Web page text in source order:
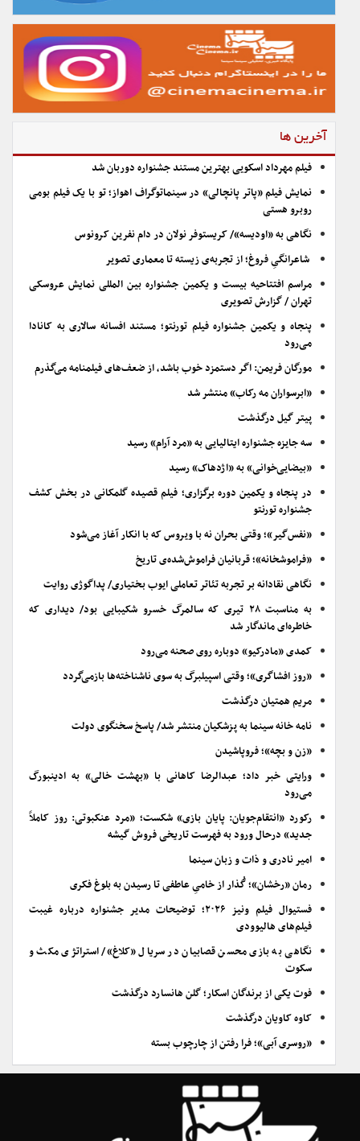
آخرین ها
فیلم مهرداد اسکویی بهترین مستند جشنواره دوربان شد
نمایش فیلم «پاتر پانچالی» در سینماتوگراف اهواز؛ تو با یک فیلم بومی
روبرو هستی
نگاهی به «اودیسه»/ کریستوفر نولان در دام نفرین کرونوس
شاعرانگیِ فروغ؛ از تجربه‌ی زیسته تا معماری تصویر
مراسم افتتاحیه بیست و یکمین جشنواره بین المللی نمایش عروسکی
تهران / گزارش تصویری
پنجاه و یکمین جشنواره فیلم تورنتو؛ مستند افسانه سالاری به کانادا
می‌رود
مورگان فریمن: اگر دستمزد خوب باشد، از ضعف‌های فیلمنامه می‌گذرم
«ابرسواران مه رکاب» منتشر شد
پیتر گیل درگذشت
سه جایزه جشنواره ایتالیایی به «مرد آرام» رسید
«بیضایی‌خوانی» به «اژدهاک» رسید
در پنجاه و یکمین دوره برگزاری؛ فیلم قصیده گلمکانی در بخش کشف
جشنواره تورنتو
«نفس‌گیر»؛ وقتی بحران نه با ویروس که با انکار آغاز می‌شود
«فراموشخانه»؛ قربانیان فراموش‌شده‌ی تاریخ
نگاهی نقادانه بر تجربه تئاتر تعاملی ایوب بختیاری/ پداگوژی روایت
به مناسبت ۲۸ تیری که سالمرگ خسرو شکیبایی بود/ دیداری که
خاطره‌ای ماندگار شد
کمدی «مادرکیو» دوباره روی صحنه می‌رود
«روز افشاگری»؛ وقتی اسپیلبرگ به سوی ناشناخته‌ها بازمی‌گردد
مریم همتیان درگذشت
نامه خانه سینما به پزشکیان منتشر شد/ پاسخ سخنگوی دولت
«زن و بچه»؛ فروپاشیدن
ورایتی خبر داد؛ عبدالرضا کاهانی با «بهشت خالی» به ادینبورگ
می‌رود
رکورد «انتقام‌جویان: پایان بازی» شکست؛ «مرد عنکبوتی: روز کاملاً
جدید» درحال ورود به فهرست تاریخی فروش گیشه
امیر نادری و ذات و زبان سینما
رمان «رخشان»؛ گُذار از خامیِ عاطفی تا رسیدن به بلوغ فکری
فستیوال فیلم ونیز ۲۰۲۶؛ توضیحات مدیر جشنواره درباره غیبت
فیلم‌های هالیوودی
نگاهی به بازی محسن قصابیان در سریال «کلاغ»/ استراتژی مکث و
سکوت
فوت یکی از برندگان اسکار؛ گلن هانسارد درگذشت
کاوه کاویان درگذشت
«روسری آبی»؛ فرا رفتن از چارچوب بسته